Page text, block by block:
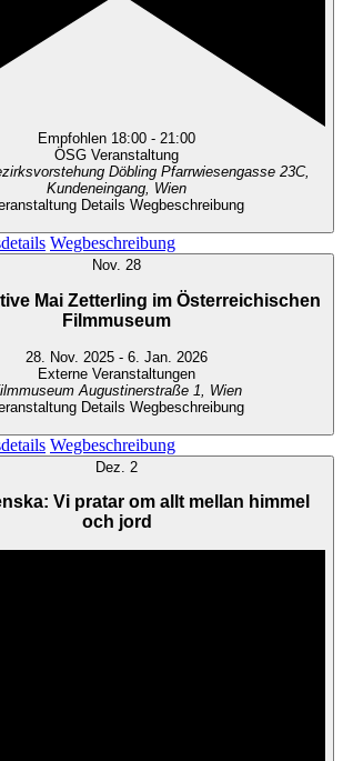
Empfohlen 18:00 - 21:00
ÖSG Veranstaltung
Döbling Pfarrwiesengasse 23C,
Kundeneingang, Wien
Details Wegbeschreibung
Wegbeschreibung
Nov. 28
Mai Zetterling im Österreichischen
Filmmuseum
28. Nov. 2025 - 6. Jan. 2026
Externe Veranstaltungen
Augustinerstraße 1, Wien
Details Wegbeschreibung
Wegbeschreibung
Dez. 2
Vi pratar om allt mellan himmel
och jord